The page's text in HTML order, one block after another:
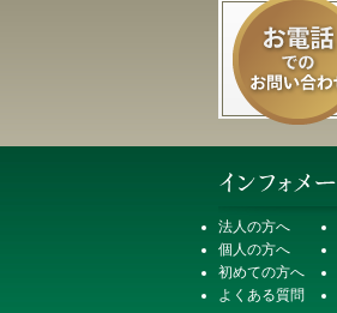
法人の方へ
個人の方へ
初めての方へ
よくある質問